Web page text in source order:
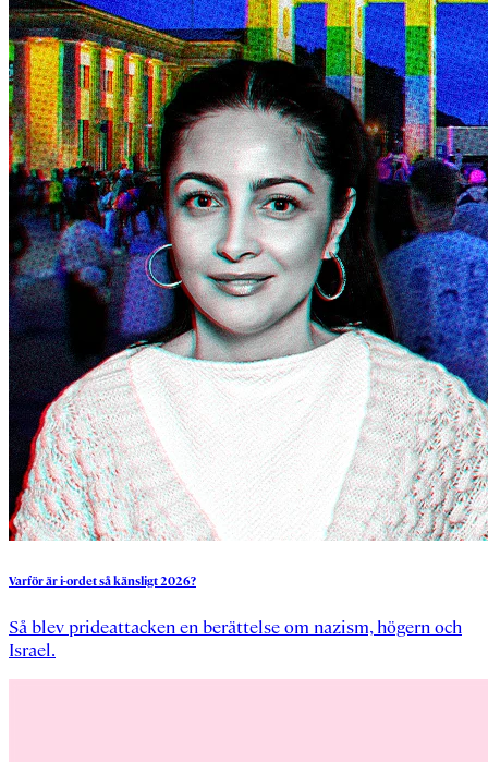
Varföräri-ordetsåkänsligt2026?
Så blev prideattacken en berättelse om nazism, högern och
Israel.